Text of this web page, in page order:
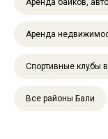
Аренда байков,
Аренда
Спортивные клубы
Все районы Бали